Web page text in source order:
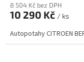
8 504 Kč bez DPH
10 290 Kč / ks
Autopotahy CITROEN